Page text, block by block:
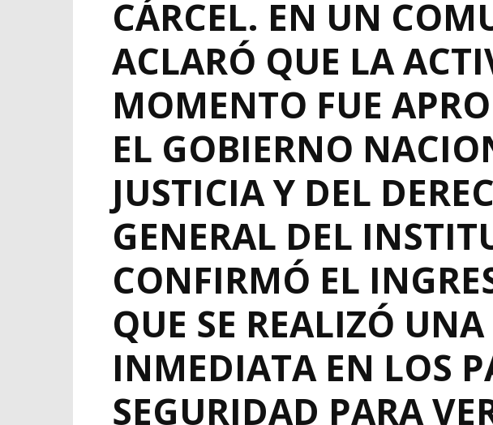
CÁRCEL. EN UN
ACLARÓ QUE LA
MOMENTO FUE
EL GOBIERNO
JUSTICIA Y DEL
GENERAL DEL
CONFIRMÓ EL
QUE SE REALIZÓ
INMEDIATA EN LOS
SEGURIDAD PARA